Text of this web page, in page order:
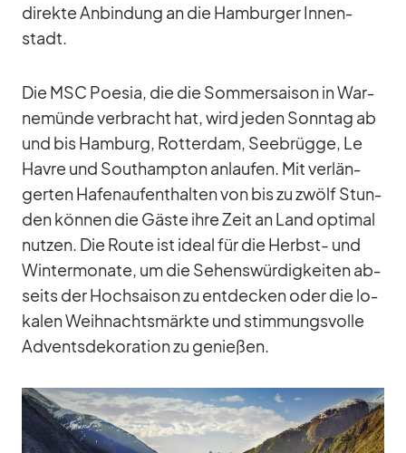
di­rekte An­bin­dung an die Ham­bur­ger In­nen­
stadt.
Die MSC Poe­sia, die die Som­mer­sai­son in War­
ne­münde ver­bracht hat, wird je­den Sonn­tag ab
und bis Ham­burg, Rot­ter­dam, See­brügge, Le
Havre und Sout­hamp­ton an­lau­fen. Mit ver­län­
ger­ten Ha­fen­auf­ent­hal­ten von bis zu zwölf Stun­
den kön­nen die Gäste ihre Zeit an Land op­ti­mal
nut­zen. Die Route ist ideal für die Herbst- und
Win­ter­mo­nate, um die Se­hens­wür­dig­kei­ten ab­
seits der Hoch­sai­son zu ent­de­cken oder die lo­
ka­len Weih­nachts­märkte und stim­mungs­volle
Ad­vents­de­ko­ra­tion zu ge­nie­ßen.